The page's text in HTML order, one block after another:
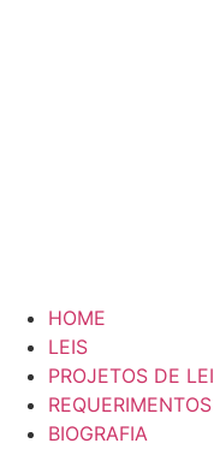
HOME
LEIS
PROJETOS DE LEI
REQUERIMENTOS
BIOGRAFIA